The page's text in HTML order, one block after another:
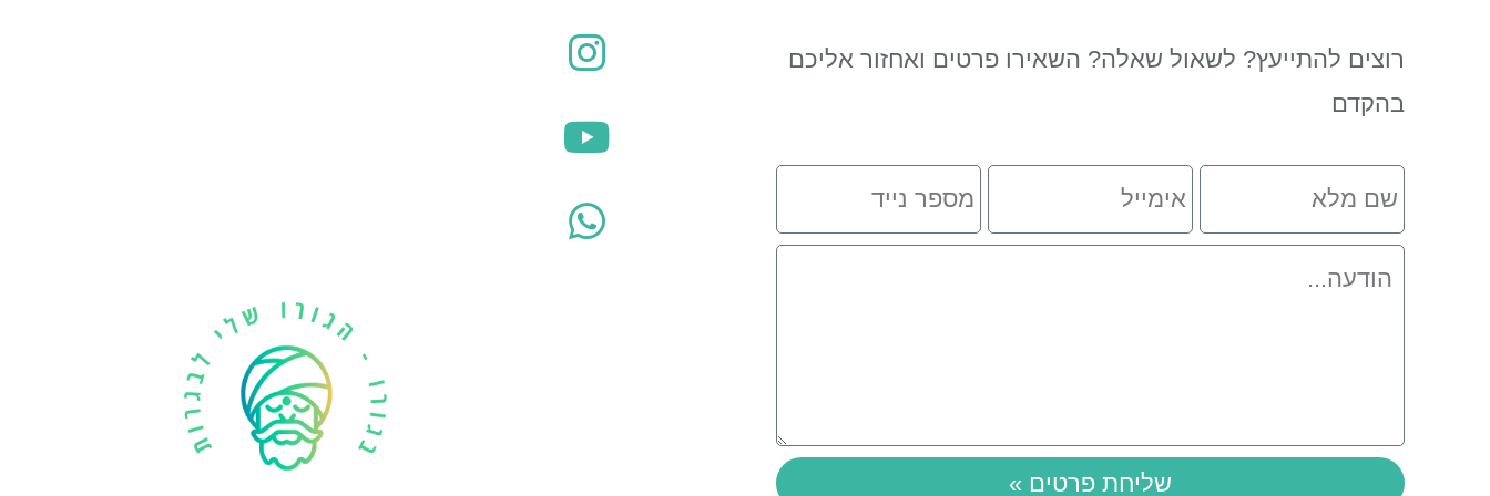
רוצים להתייעץ? לשאול שאלה? השאירו פרטים ואחזור אליכם
בהקדם
מלא
נייד
שליחת פרטים »